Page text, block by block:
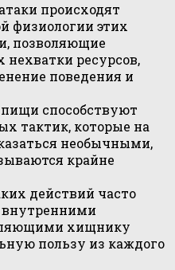
происходят
физиологии этих
позволяющие
ресурсов,
поведения и
способствуют
тактик, которые на
необычными,
крайне
действий часто
внутренними
хищнику
пользу из каждого